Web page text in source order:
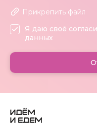
Прикрепить файл
Я даю своё
данных